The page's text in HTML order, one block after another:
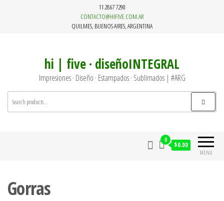
11 2867 7290
CONTACTO@HIFIVE.COM.AR
QUILMES, BUENOS AIRES, ARGENTINA
hi | five · diseñoINTEGRAL
Impresiones · Diseño · Estampados · Sublimados | #ARG
MENU
0
$0.00
Gorras